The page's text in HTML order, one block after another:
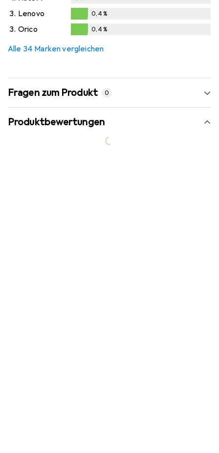
3. Lenovo
0,4%
0,4%
3. Orico 0,4%
Alle 34 Marken vergleichen
Fragen zum Produkt 0
Produktbewertungen